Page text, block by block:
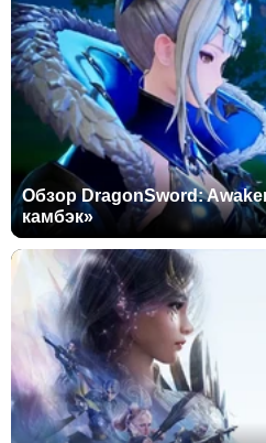
Обзор DragonSword:
камбэк»